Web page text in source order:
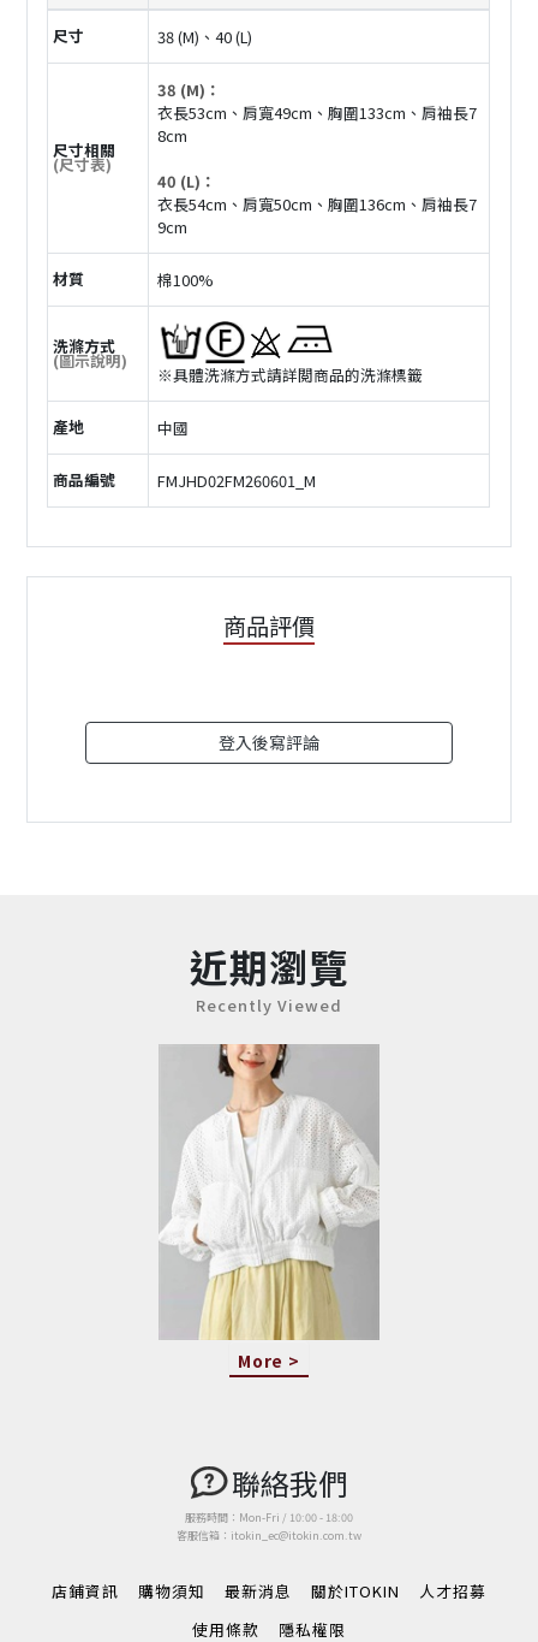
尺寸 38 (M)、40 (L)
尺寸相關
(尺寸表)
38 (M)：
衣長53cm、肩寬49cm、胸圍133cm、肩袖長7
8cm
40 (L)：
衣長54cm、肩寬50cm、胸圍136cm、肩袖長7
9cm
材質 棉100%
洗滌方式
(圖示說明)
※具體洗滌方式請詳閲商品的洗滌標籤
產地 中國
商品編號 FMJHD02FM260601_M
商品評價
登入後寫評論
近期瀏覽
Recently Viewed
More >
聯絡我們
服務時間：Mon-Fri / 10:00 - 18:00
客服信箱：itokin_ec@itokin.com.tw
店鋪資訊 購物須知 最新消息 關於ITOKIN
人才招募
使用條款
隱私權限